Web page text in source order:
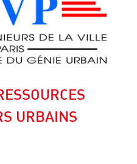
URBAINS